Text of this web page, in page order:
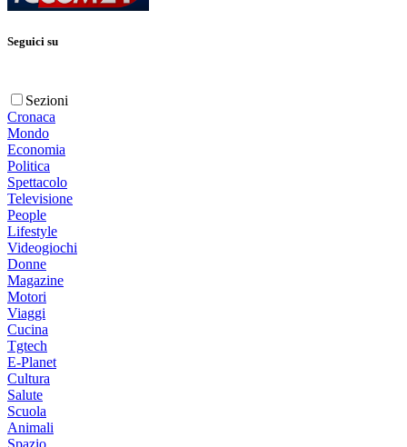
Seguici su
Sezioni
Cronaca
Mondo
Economia
Politica
Spettacolo
Televisione
People
Lifestyle
Videogiochi
Donne
Magazine
Motori
Viaggi
Cucina
Tgtech
E-Planet
Cultura
Salute
Scuola
Animali
Spazio